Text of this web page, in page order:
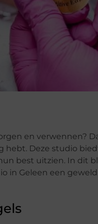
en verwennen?
hebt. Deze studio
best uitzien. In dit
in Geleen een